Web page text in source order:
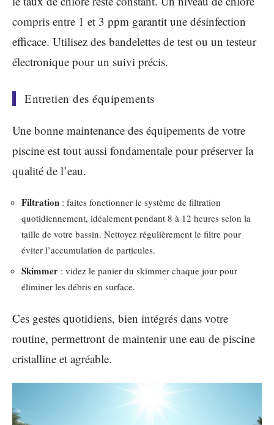
compris entre 1 et 3 ppm garantit une désinfection
efficace. Utilisez des bandelettes de test ou un testeur
électronique pour un suivi précis.
Entretien des équipements
Une bonne maintenance des équipements de votre
piscine est tout aussi fondamentale pour préserver la
qualité de l’eau.
Filtration : faites fonctionner le système de filtration
quotidiennement, idéalement pendant 8 à 12 heures selon la
taille de votre bassin. Nettoyez régulièrement le filtre pour
éviter l’accumulation de particules.
Skimmer : videz le panier du skimmer chaque jour pour
éliminer les débris en surface.
Ces gestes quotidiens, bien intégrés dans votre
routine, permettront de maintenir une eau de piscine
cristalline et agréable.